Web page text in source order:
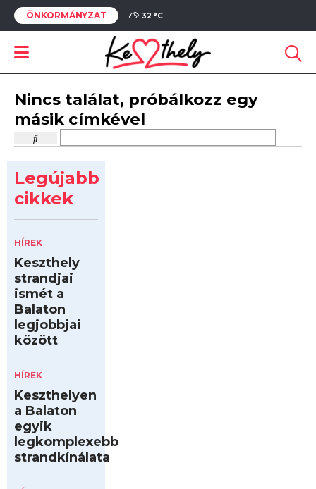
ÖNKORMÁNYZAT 32 °C
Nincs találat, próbálkozz egy
másik címkével
Legújabb
cikkek
HÍREK
Keszthely
strandjai
ismét a
Balaton
legjobbjai
között
HÍREK
Keszthelyen
a Balaton
egyik
legkomplexebb
strandkínálata